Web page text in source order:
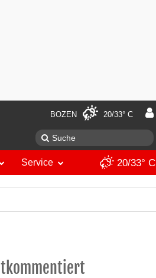
BOZEN 20/33° C
Service 20/33° C